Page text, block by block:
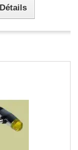
Détails